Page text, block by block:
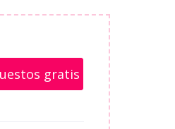
gratis